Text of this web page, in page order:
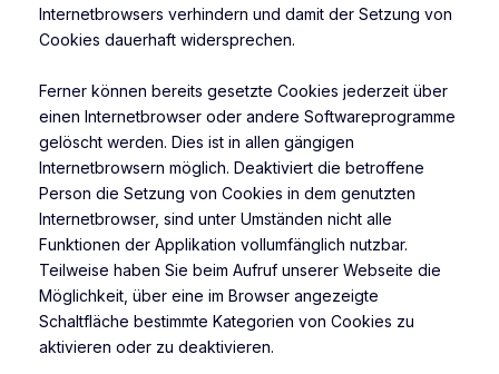
Internetbrowsers verhindern und damit der Setzung von
Cookies dauerhaft widersprechen.
Ferner können bereits gesetzte Cookies jederzeit über
einen Internetbrowser oder andere Softwareprogramme
gelöscht werden. Dies ist in allen gängigen
Internetbrowsern möglich. Deaktiviert die betroffene
Person die Setzung von Cookies in dem genutzten
Internetbrowser, sind unter Umständen nicht alle
Funktionen der Applikation vollumfänglich nutzbar.
Teilweise haben Sie beim Aufruf unserer Webseite die
Möglichkeit, über eine im Browser angezeigte
Schaltfläche bestimmte Kategorien von Cookies zu
aktivieren oder zu deaktivieren.